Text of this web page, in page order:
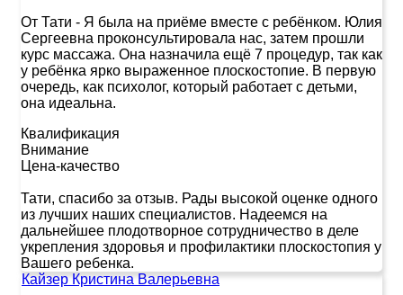
От Тати - Я была на приёме вместе с ребёнком. Юлия
Сергеевна проконсультировала нас, затем прошли
курс массажа. Она назначила ещё 7 процедур, так как
у ребёнка ярко выраженное плоскостопие. В первую
очередь, как психолог, который работает с детьми,
она идеальна.
Квалификация
Внимание
Цена-качество
Тати, спасибо за отзыв. Рады высокой оценке одного
из лучших наших специалистов. Надеемся на
дальнейшее плодотворное сотрудничество в деле
укрепления здоровья и профилактики плоскостопия у
Вашего ребенка.
Кайзер Кристина Валерьевна